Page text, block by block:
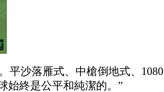
。平沙落雁式、中槍倒地式
始終是公平和純潔的 。”